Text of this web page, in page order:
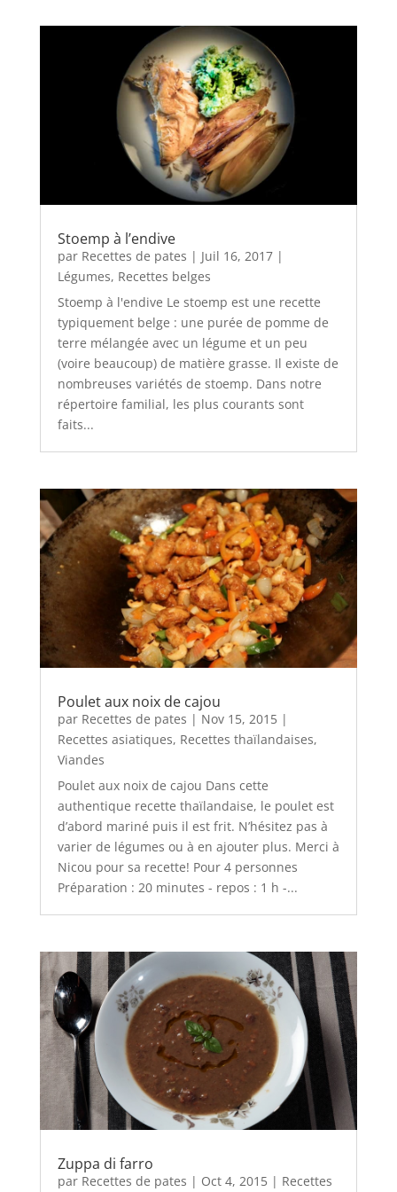
Stoemp à l’endive
par Recettes de pates | Juil 16, 2017|
Légumes, Recettes belges
Stoemp à l'endive Le stoemp est une recette
typiquement belge : une purée de pomme de
terre mélangée avec un légume et un peu
(voire beaucoup) de matière grasse. Il existe de
nombreuses variétés de stoemp. Dans notre
répertoire familial, les plus courants sont
faits...
Poulet aux noix de cajou
par Recettes de pates | Nov 15, 2015|
Recettes asiatiques, Recettes thaïlandaises,
Viandes
Poulet aux noix de cajou Dans cette
authentique recette thaïlandaise, le poulet est
d’abord mariné puis il est frit. N’hésitez pas à
varier de légumes ou à en ajouter plus. Merci à
Nicou pour sa recette! Pour 4 personnes
Préparation : 20 minutes - repos : 1 h -...
Zuppa di farro
par Recettes de pates | Oct 4, 2015| Recettes